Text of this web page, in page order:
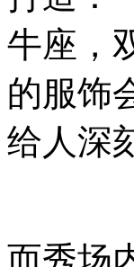
牛座，
的服饰
给人深
而秀场